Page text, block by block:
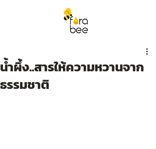
นํ้าผึ้ง..สารให้ความหวานจาก
ธรรมชาติ